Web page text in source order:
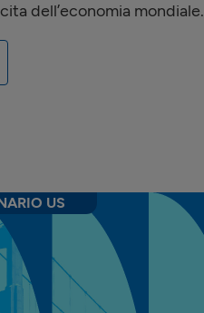
dell’economia mondiale.
US